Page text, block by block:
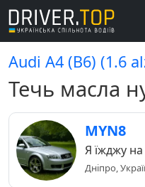
Audi A4 (B6) (1.6
Течь масла
MYN8
Я їжджу на
Дніпро,